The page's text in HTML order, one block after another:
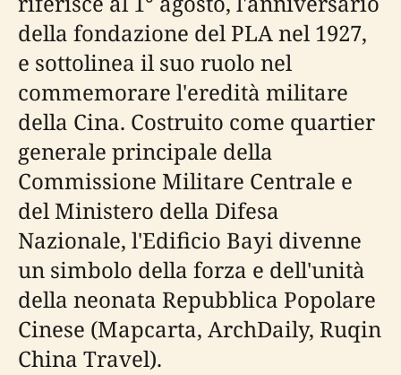
della fondazione del PLA nel 1927,
e sottolinea il suo ruolo nel
commemorare l'eredità militare
della Cina. Costruito come quartier
generale principale della
Commissione Militare Centrale e
del Ministero della Difesa
Nazionale, l'Edificio Bayi divenne
un simbolo della forza e dell'unità
della neonata Repubblica Popolare
Cinese (Mapcarta, ArchDaily, Ruqin
China Travel).